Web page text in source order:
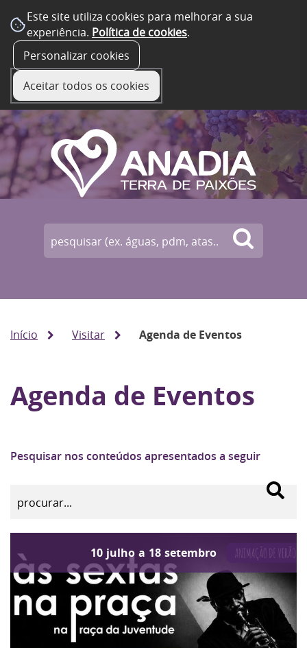
Este site utiliza cookies para melhorar a sua
experiência. Política de cookies.
Personalizar cookies
Aceitar todos os cookies
Início Visitar Agenda de Eventos
Agenda de Eventos
Pesquisar nos conteúdos apresentados a seguir
10 julho a 18 setembro